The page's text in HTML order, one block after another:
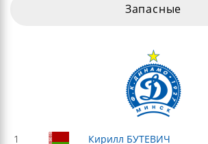
Запасные
1
Кирилл БУТЕВИЧ